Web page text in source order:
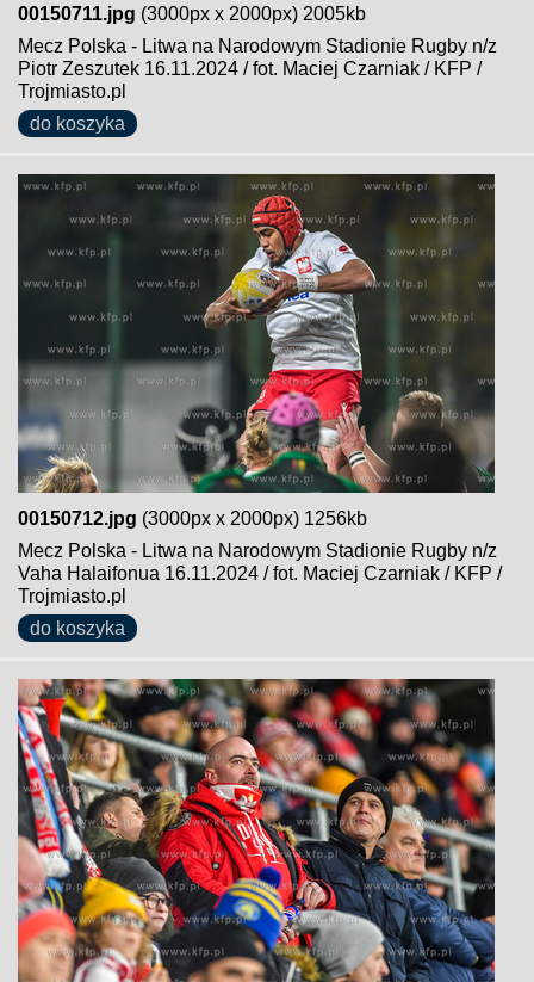
00150711.jpg (3000px x 2000px) 2005kb
Mecz Polska - Litwa na Narodowym Stadionie Rugby n/z
Piotr Zeszutek 16.11.2024 / fot. Maciej Czarniak / KFP /
Trojmiasto.pl
do koszyka
00150712.jpg (3000px x 2000px) 1256kb
Mecz Polska - Litwa na Narodowym Stadionie Rugby n/z
Vaha Halaifonua 16.11.2024 / fot. Maciej Czarniak / KFP /
Trojmiasto.pl
do koszyka